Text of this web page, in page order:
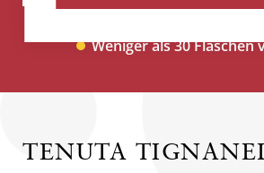
Weniger als 30 Flaschen
TENUTA